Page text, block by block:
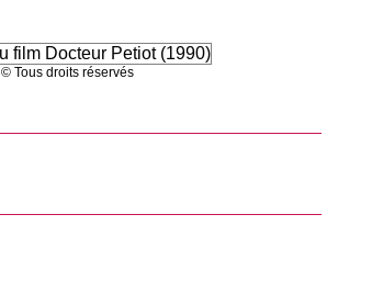
© Tous droits réservés